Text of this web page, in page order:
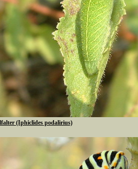
(Iphiclides podalirius)